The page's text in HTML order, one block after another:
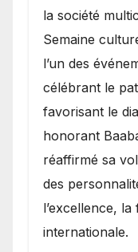
la société
Semaine
l’un des
célébrant le
favorisant le
honorant
réaffirmé sa
des
l’excellence,
internationale.